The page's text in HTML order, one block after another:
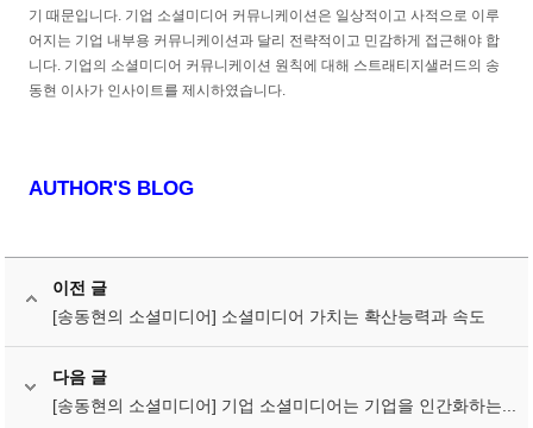
기 때문입니다. 기업 소셜미디어 커뮤니케이션은 일상적이고 사적으로 이루
어지는 기업 내부용 커뮤니케이션과 달리 전략적이고 민감하게 접근해야 합
니다. 기업의 소셜미디어 커뮤니케이션 원칙에 대해 스트래티지샐러드의 송
동현 이사가 인사이트를 제시하였습니다.
AUTHOR'S BLOG
이전 글
[송동현의 소셜미디어] 소셜미디어 가치는 확산능력과 속도
다음 글
[송동현의 소셜미디어] 기업 소셜미디어는 기업을 인간화하는...